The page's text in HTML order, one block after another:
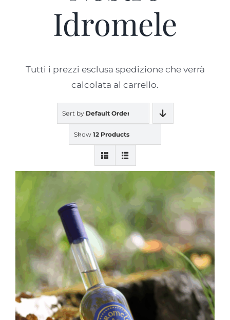
Idromele
Tutti i prezzi esclusa spedizione che verrà
calcolata al carrello.
Sort by Default Order
Show 12 Products